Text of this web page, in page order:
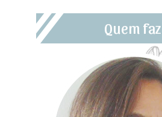
Quem faz